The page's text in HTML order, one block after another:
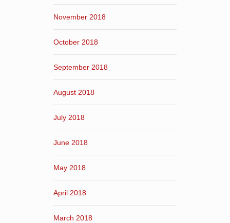
November 2018
October 2018
September 2018
August 2018
July 2018
June 2018
May 2018
April 2018
March 2018